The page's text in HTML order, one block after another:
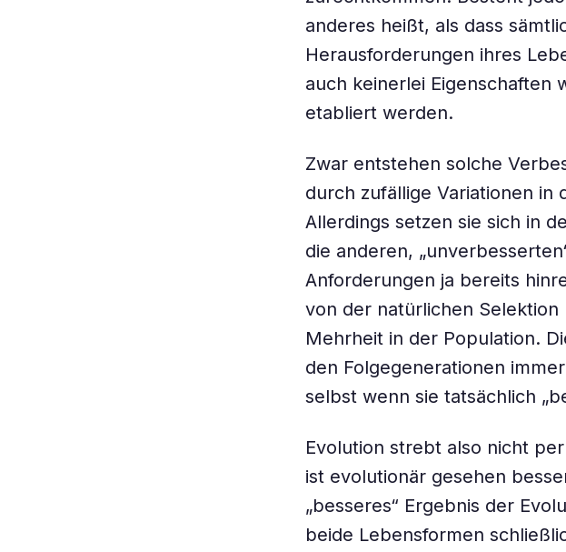
anderes heißt, als dass
Herausforderungen ihres
auch keinerlei Eigenschaften
etabliert werden.
Zwar entstehen solche
durch zufällige Variationen in
Allerdings setzen sie sich in
die anderen,
Anforderungen ja bereits
von der natürlichen
Mehrheit in der Population.
den Folgegenerationen
selbst wenn sie tatsächlich
Evolution strebt also nicht
ist evolutionär gesehen
„besseres“ Ergebnis der
beide Lebensformen